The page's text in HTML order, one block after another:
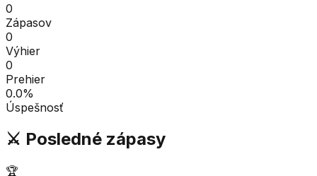
0
Zápasov
0
Výhier
0
Prehier
0.0%
Úspešnosť
⚔️ Posledné zápasy
🏆